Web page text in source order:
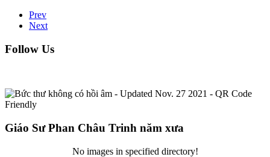
Prev
Next
Follow Us
Giáo Sư Phan Châu Trinh năm xưa
No images in specified directory!